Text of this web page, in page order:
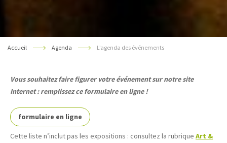
Accueil Agenda L’agenda des événements
Vous souhaitez faire figurer votre événement sur notre site
Internet : remplissez ce formulaire en ligne !
formulaire en ligne
Cette liste n’inclut pas les expositions : consultez la rubrique Art &